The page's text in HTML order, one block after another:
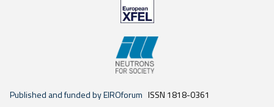
Published and funded by EIROforum ISSN 1818-0361